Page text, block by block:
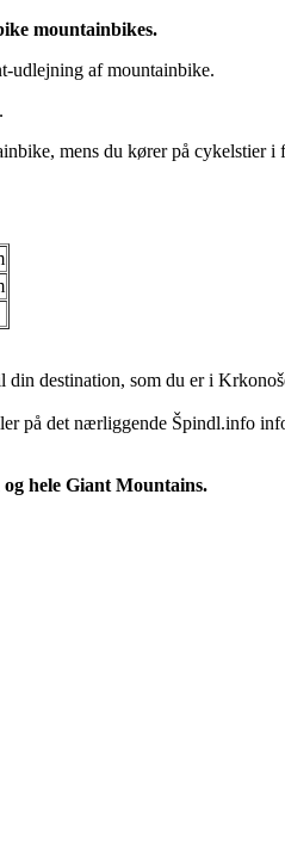
mountainbikes.
udlejning af mountainbike.
mens du kører på cykelstier i
destination, som du er i
på det nærliggende Špindl.info
hele Giant Mountains.